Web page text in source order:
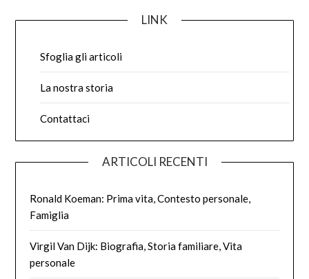
LINK
Sfoglia gli articoli
La nostra storia
Contattaci
ARTICOLI RECENTI
Ronald Koeman: Prima vita, Contesto personale,
Famiglia
Virgil Van Dijk: Biografia, Storia familiare, Vita
personale